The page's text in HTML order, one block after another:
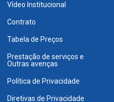
Vídeo Institucional
Contrato
Tabela de Preços
Prestação de serviços e
Outras avenças
Política de Privacidade
Diretivas de Privacidade